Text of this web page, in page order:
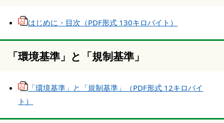
はじめに・目次（PDF形式 130キロバイト）
「環境基準」と「規制基準」
「環境基準」と「規制基準」（PDF形式 12キロバイ
ト）